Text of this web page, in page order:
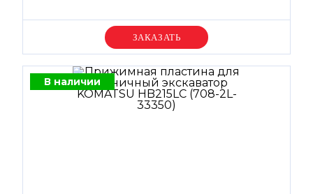
Уточняйте цену
В наличии